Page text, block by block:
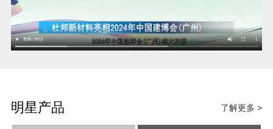
明星产品 了解更多 >